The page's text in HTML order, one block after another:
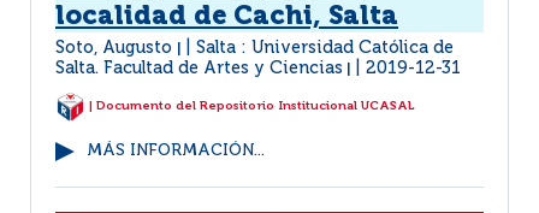
localidad de Cachi, Salta
Soto, Augusto
Salta : Universidad Católica de
Salta. Facultad de Artes y Ciencias
2019-12-31
| Documento del Repositorio Institucional UCASAL
MÁS INFORMACIÓN...